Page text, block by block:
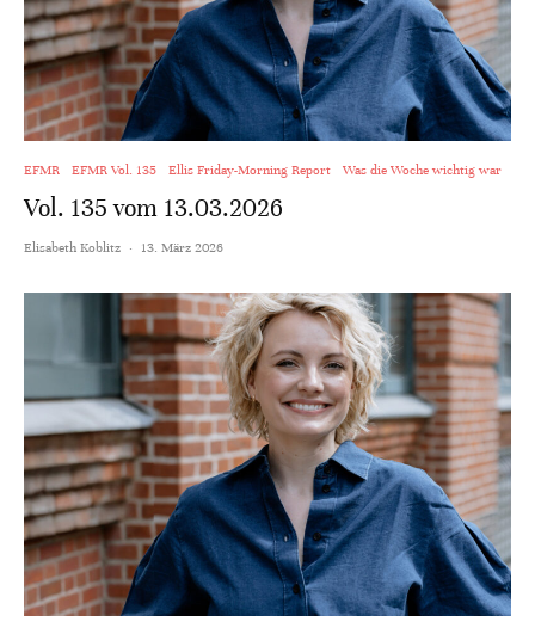
EFMR EFMR Vol. 135 Ellis Friday-Morning Report Was die Woche wichtig war
Vol. 135 vom 13.03.2026
Elisabeth Koblitz · 13. März 2026